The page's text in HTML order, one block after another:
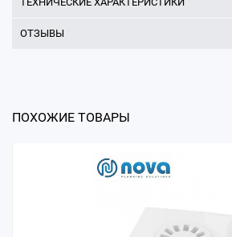
ОТЗЫВЫ
ПОХОЖИЕ ТОВАРЫ